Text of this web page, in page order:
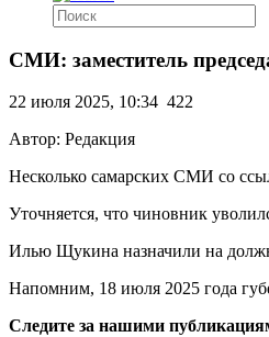
СМИ: заместитель
22 июля 2025, 10:34 422
Автор: Редакция
Несколько самарских СМИ со
Уточняется, что чиновник
Илью Щукина назначили на
Напомним, 18 июля 2025 года
Следите за нашими